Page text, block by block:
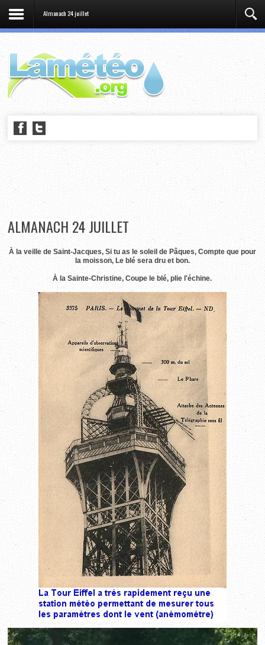
Almanach 24 juillet
ALMANACH 24 JUILLET
À la veille de Saint-Jacques, Si tu as le soleil de Pâques, Compte que pour
la moisson, Le blé sera dru et bon.
À la Sainte-Christine, Coupe le blé, plie l'échine.